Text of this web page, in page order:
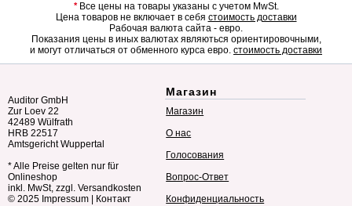
*Все цены на товары указаны с учетом MwSt.
Цена товаров не включает в себя стоимость доставки
Рабочая валюта сайта - евро.
Показания цены в иных валютах являються ориентировочными,
и могут отличаться от обменного курса евро. стоимость доставки
Auditor GmbH
Zur Loev 22
42489 Wülfrath
HRB 22517
Amtsgericht Wuppertal
* Alle Preise gelten nur für
Onlineshop
inkl. MwSt, zzgl. Versandkosten
© 2025 Impressum Контакт
Магазин
Магазин
О нас
Голосования
Вопрос-Ответ
Конфиденциальность